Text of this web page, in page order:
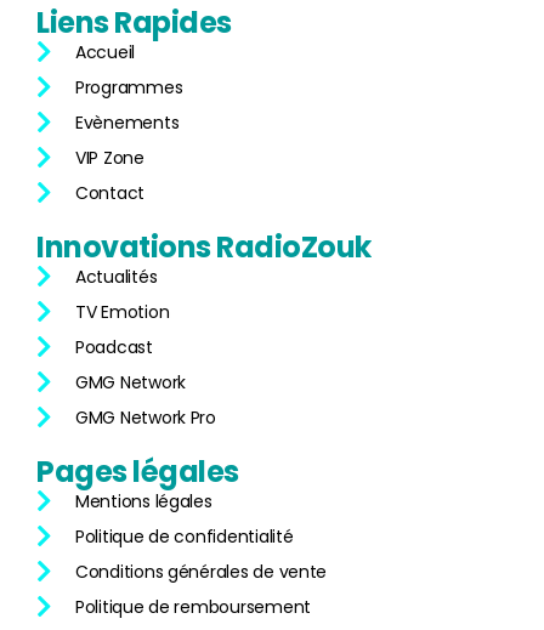
LiensRapides
Accueil
Programmes
Evènements
VIP Zone
Contact
InnovationsRadioZouk
Actualités
TV Emotion
Poadcast
GMG Network
GMG Network Pro
Pageslégales
Mentions légales
Politique de confidentialité
Conditions générales de vente
Politique de remboursement